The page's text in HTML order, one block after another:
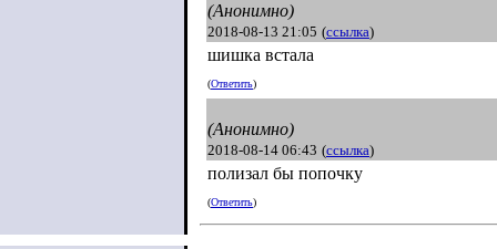
(Анонимно)
2018-08-13 21:05 (ссылка)
шишка встала
(Ответить)
(Анонимно)
2018-08-14 06:43 (ссылка)
полизал бы попочку
(Ответить)